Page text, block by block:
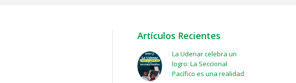
Artículos Recientes
La Udenar celebra un
logro: La Seccional
Pacífico es una realidad